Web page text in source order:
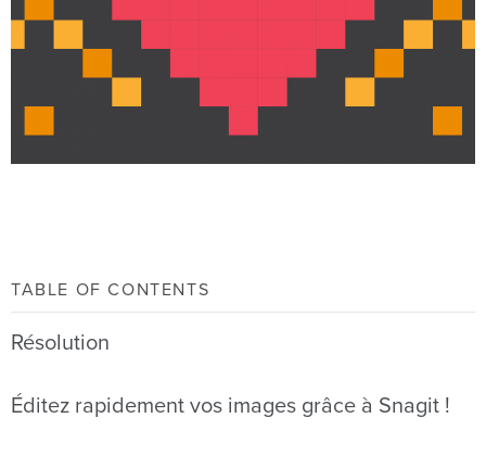
TABLE OF CONTENTS
Résolution
Éditez rapidement vos images grâce à Snagit !